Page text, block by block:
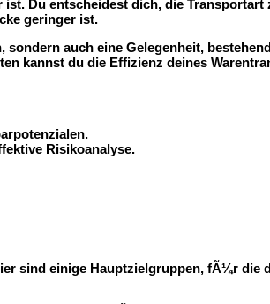
Du entscheidest dich, die Transportart
geringer ist.
auch eine Gelegenheit,
kannst du die Effizienz deines
Risikoanalyse.
sind einige Hauptzielgruppen, fÃ¼r die